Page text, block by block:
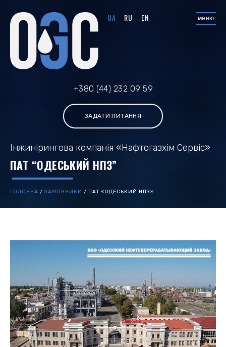
UA RU EN меню
+380 (44) 232 09 59
ЗАДАТИ ПИТАННЯ
Інжинірингова компанія «Нафтогазхім Сервіс»
ПАТ “ОДЕСЬКИЙ НПЗ”
ГОЛОВНА / ЗАМОВНИКИ / ПАТ «ОДЕСЬКИЙ НПЗ»